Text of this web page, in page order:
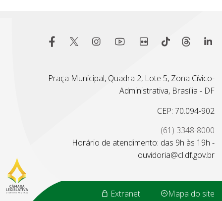
Praça Municipal, Quadra 2, Lote 5, Zona Cívico-
Administrativa, Brasília - DF
CEP: 70.094-902
(61) 3348-8000
Horário de atendimento: das 9h às 19h -
ouvidoria@cl.df.gov.br
Extranet Mapa do site